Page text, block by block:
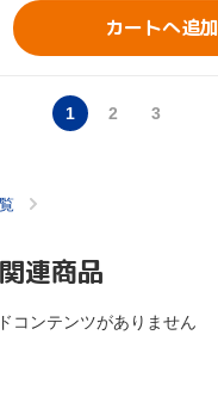
カートへ追加
1 2 3
連商品
コンテンツがありません